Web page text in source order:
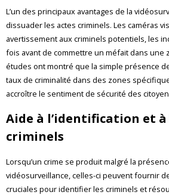
L’un des principaux avantages de la
dissuader les actes criminels. Les caméras
avertissement aux criminels potentiels, les
fois avant de commettre un méfait dans une
études ont montré que la simple présence
taux de criminalité dans des zones
accroître le sentiment de sécurité des
Aide à l’identification et
criminels
Lorsqu’un crime se produit malgré la
vidéosurveillance, celles-ci peuvent fournir
cruciales pour identifier les criminels et